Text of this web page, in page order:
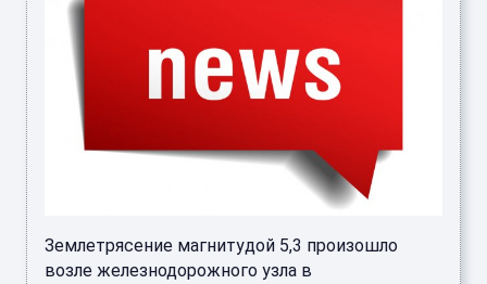
Землетрясение магнитудой 5,3 произошло
возле железнодорожного узла в